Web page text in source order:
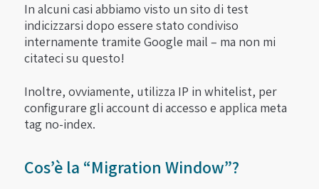
In alcuni casi abbiamo visto un sito di test
indicizzarsi dopo essere stato condiviso
internamente tramite Google mail – ma non mi
citateci su questo!
Inoltre, ovviamente, utilizza IP in whitelist, per
configurare gli account di accesso e applica meta
tag no-index.
Cos’è la “Migration Window”?